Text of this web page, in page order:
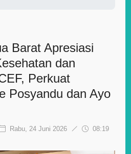
Barat Apresiasi
dan
Perkuat
Posyandu dan Ayo
Rabu, 24 Juni 2026
08:19